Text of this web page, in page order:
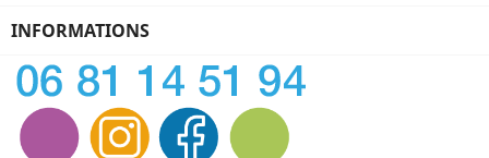
INFORMATIONS